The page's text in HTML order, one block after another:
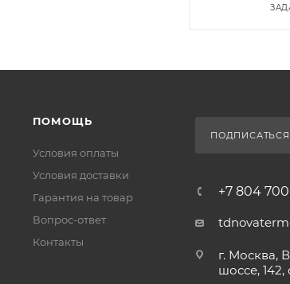
ПОМОЩЬ
Условия оплаты
Условия доставки
Гарантия на товар
Вопрос-ответ
Контакты
+7 804
г. Москва,
шоссе, 142,